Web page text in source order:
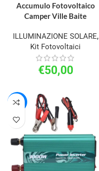
Accumulo Fotovoltaico
Camper Ville Baite
ILLUMINAZIONE SOLARE,
Kit Fotovoltaici
€50,00
-19%